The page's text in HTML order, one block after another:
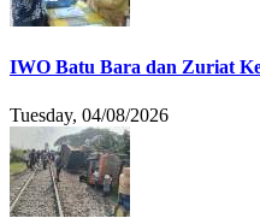
IWO Batu Bara dan Zuriat
Tuesday, 04/08/2026